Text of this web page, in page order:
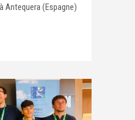
Antequera (Espagne)